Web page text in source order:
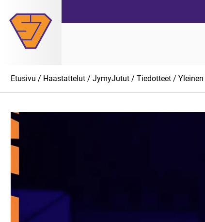
suoraan
sisältöön
Etusivu / Haastattelut / JymyJutut / Tiedotteet / Yleinen